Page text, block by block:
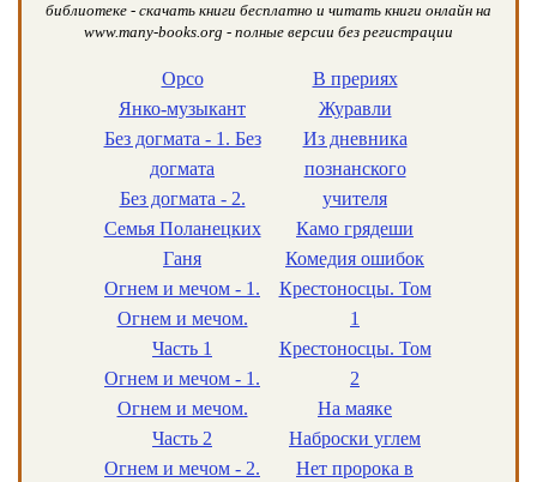
библиотеке - скачать книги бесплатно и читать книги онлайн на
www.many-books.org - полные версии без регистрации
Орсо
Янко-музыкант
Без догмата - 1. Без
догмата
Без догмата - 2.
Семья Поланецких
Ганя
Огнем и мечом - 1.
Огнем и мечом.
Часть 1
Огнем и мечом - 1.
Огнем и мечом.
Часть 2
Огнем и мечом - 2.
В прериях
Журавли
Из дневника
познанского
учителя
Камо грядеши
Комедия ошибок
Крестоносцы. Том
1
Крестоносцы. Том
2
На маяке
Наброски углем
Нет пророка в